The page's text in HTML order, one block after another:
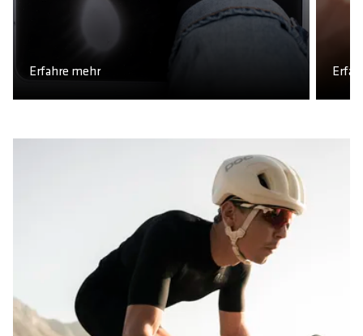
Erfahre mehr